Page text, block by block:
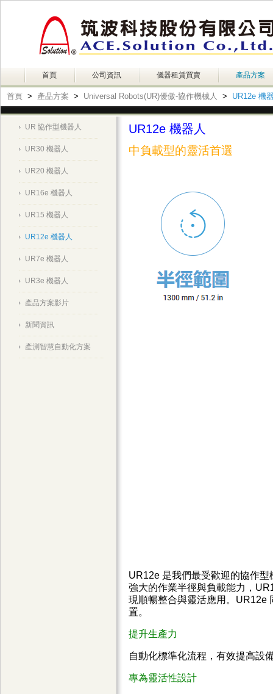
首頁 公司資訊 儀器租賃買賣 產品方案
首頁 > 產品方案 > Universal Robots(UR)優傲-協作機械人 > UR12e 機
UR 協作型機器人
UR30 機器人
UR20 機器人
UR16e 機器人
UR15 機器人
UR12e 機器人
UR7e 機器人
UR3e 機器人
產品方案影片
新聞資訊
產測智慧自動化方案
UR12e 機器人
中負載型的靈活首選
UR12e 是我們最受歡迎的協作
強大的作業半徑與負載能力，
現順暢整合與靈活應用。UR12e
置。
提升生產力
自動化標準化流程，有效提高設
專為靈活性設計